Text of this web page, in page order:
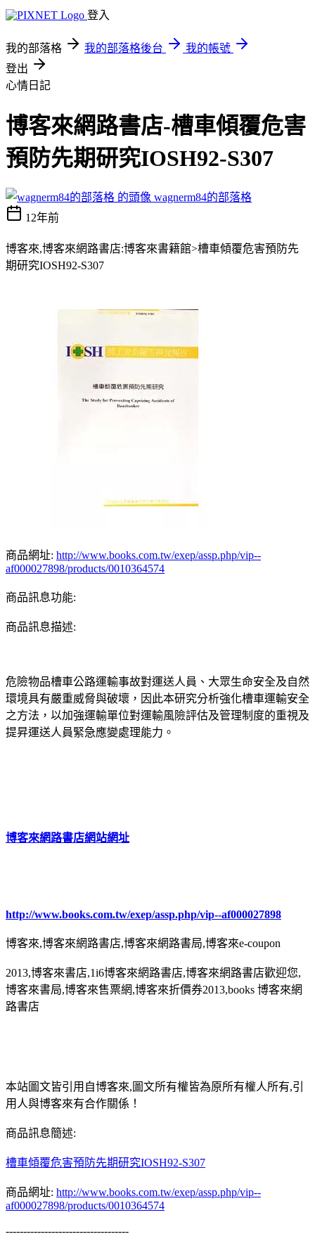
登入
我的部落格 我的部落格後台
我的帳號
登出
心情日記
博客來網路書店-槽車傾覆危害
預防先期研究IOSH92-S307
wagnerm84的部落格
12年前
博客來,博客來網路書店:博客來書籍館>槽車傾覆危害預防先
期研究IOSH92-S307
商品網址: http://www.books.com.tw/exep/assp.php/vip--
af000027898/products/0010364574
商品訊息功能:
商品訊息描述:
危險物品槽車公路運輸事故對運送人員、大眾生命安全及自然
環境具有嚴重威脅與破壞，因此本研究分析強化槽車運輸安全
之方法，以加強運輸單位對運輸風險評估及管理制度的重視及
提昇運送人員緊急應變處理能力。
博客來網路書店網站網址
http://www.books.com.tw/exep/assp.php/vip--af000027898
博客來,博客來網路書店,博客來網路書局,博客來e-coupon
2013,博客來書店,1i6博客來網路書店,博客來網路書店歡迎您,
博客來書局,博客來售票網,博客來折價券2013,books 博客來網
路書店
本站圖文皆引用自博客來,圖文所有權皆為原所有權人所有,引
用人與博客來有合作關係！
商品訊息簡述:
槽車傾覆危害預防先期研究IOSH92-S307
商品網址: http://www.books.com.tw/exep/assp.php/vip--
af000027898/products/0010364574
-----------------------------------